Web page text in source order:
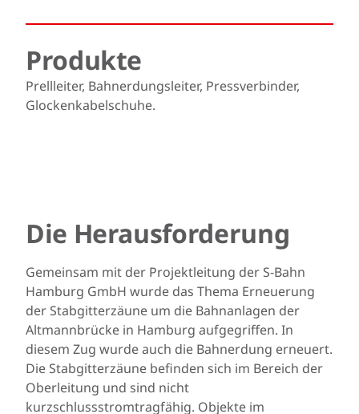
Produkte
Prellleiter, Bahnerdungsleiter, Pressverbinder,
Glockenkabelschuhe.
Die Herausforderung
Gemeinsam mit der Projektleitung der S-Bahn
Hamburg GmbH wurde das Thema Erneuerung
der Stabgitterzäune um die Bahnanlagen der
Altmannbrücke in Hamburg aufgegriffen. In
diesem Zug wurde auch die Bahnerdung erneuert.
Die Stabgitterzäune befinden sich im Bereich der
Oberleitung und sind nicht
kurzschlussstromtragfähig. Objekte im